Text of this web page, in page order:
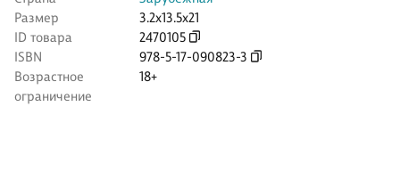
Размер
3.2x13.5x21
ID товара
2470105
ISBN
978-5-17-090823-3
Возрастное
ограничение
18+